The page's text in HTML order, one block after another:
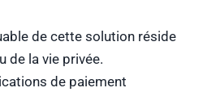
de cette solution réside
de la vie privée.
de paiement